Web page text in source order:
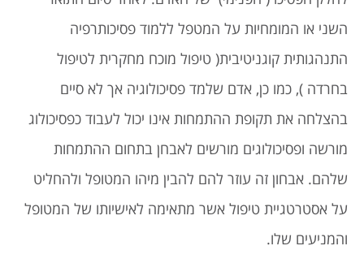
השני או המומחיות על המטפל ללמוד פסיכותרפיה
התנהגותית קוגניטיבית( טיפול מוכח מחקרית לטיפול
בחרדה ), כמו כן, אדם שלמד פסיכולוגיה אך לא סיים
בהצלחה את תקופת ההתמחות אינו יכול לעבוד כפסיכולוג
מורשה ופסיכולוגים מורשים לאבחן בתחום ההתמחות
שלהם. אבחון זה עוזר להם להבין מיהו המטופל ולהחליט
על אסטרטגיית טיפול אשר מתאימה לאישיותו של המטופל
והמניעים שלו.